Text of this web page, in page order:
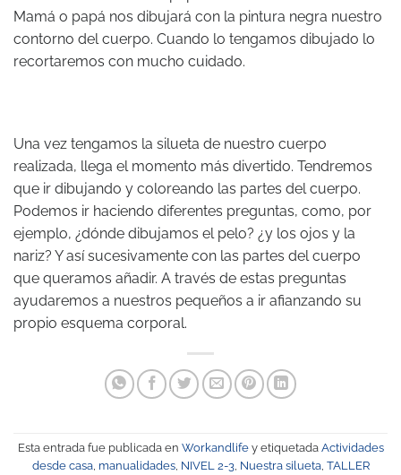
Mamá o papá nos dibujará con la pintura negra nuestro
contorno del cuerpo. Cuando lo tengamos dibujado lo
recortaremos con mucho cuidado.
Una vez tengamos la silueta de nuestro cuerpo
realizada, llega el momento más divertido. Tendremos
que ir dibujando y coloreando las partes del cuerpo.
Podemos ir haciendo diferentes preguntas, como, por
ejemplo, ¿dónde dibujamos el pelo? ¿y los ojos y la
nariz? Y así sucesivamente con las partes del cuerpo
que queramos añadir. A través de estas preguntas
ayudaremos a nuestros pequeños a ir afianzando su
propio esquema corporal.
Esta entrada fue publicada en Workandlifey etiquetada Actividades
desde casa, manualidades, NIVEL 2-3, Nuestra silueta, TALLER